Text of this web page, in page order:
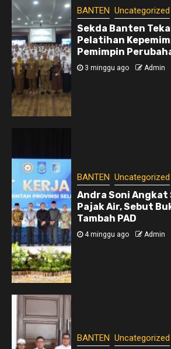
BANTEN Uncategorized
Sekda Banten
Pelatihan
Pemimpin
3 minggu ago Admin
BANTEN Uncategorized
Andra Soni Angkat
Pajak Air, Sebut
Tambah PAD
4 minggu ago Admin
BANTEN Uncategorized